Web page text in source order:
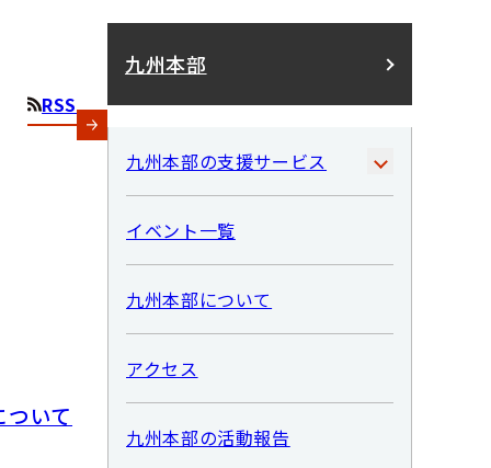
RSS
いて
九州本部
九州本部の支援サービス
イベント一覧
九州本部について
アクセス
九州本部の活動報告